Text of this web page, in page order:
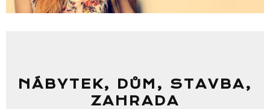
NÁBYTEK, DŮM, STAVBA,
ZAHRADA